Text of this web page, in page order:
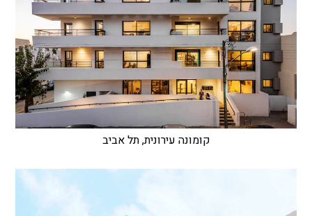
קומונה עירונית, תל אביב